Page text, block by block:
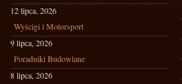
12 lipca, 2026
Wyścigi i Motorsport
9 lipca, 2026
Poradniki Budowlane
8 lipca, 2026